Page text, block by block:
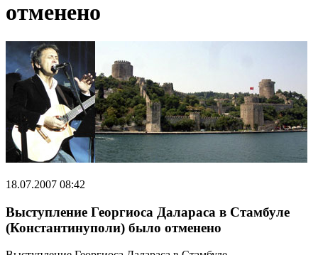
отменено
18.07.2007 08:42
Выступление Георгиоса Далараса в Стамбуле
(Константинуполи) было отменено